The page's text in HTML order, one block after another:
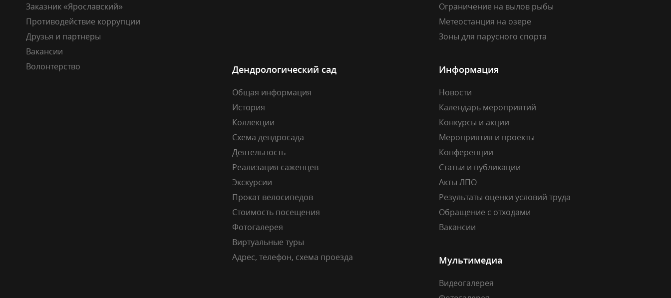
Заказник «Ярославский»
Противодействие коррупции
Друзья и партнеры
Вакансии
Волонтерство
Ограничение на вылов рыбы
Метеостанция на озере
Зоны для парусного спорта
Дендрологический сад
Общая информация
История
Коллекции
Схема дендросада
Деятельность
Реализация саженцев
Экскурсии
Прокат велосипедов
Стоимость посещения
Фотогалерея
Виртуальные туры
Адрес, телефон, схема проезда
Информация
Новости
Календарь мероприятий
Конкурсы и акции
Мероприятия и проекты
Конференции
Статьи и публикации
Акты ЛПО
Результаты оценки условий труда
Обращение с отходами
Вакансии
Мультимедиа
Видеогалерея